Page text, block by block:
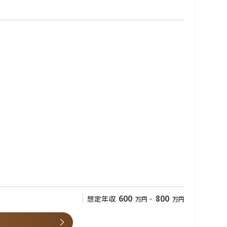
想定年収 600 万円 ~ 800 万円